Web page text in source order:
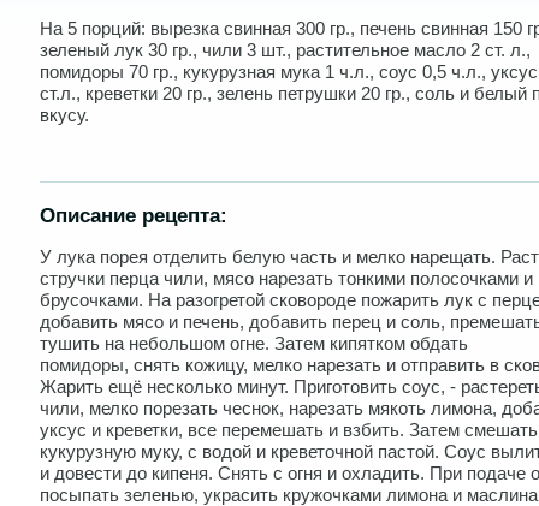
На 5 порций: вырезка свинная 300 гр., печень свинная 150
зеленый лук 30 гр., чили 3 шт., растительное масло 2 ст. л.,
помидоры 70 гр., кукурузная мука 1 ч.л., соус 0,5 ч.л.,
ст.л., креветки 20 гр., зелень петрушки 20 гр., соль и белый
вкусу.
Описание рецепта:
У лука порея отделить белую часть и мелко нарещать.
стручки перца чили, мясо нарезать тонкими полосочками и
брусочками. На разогретой сковороде пожарить лук с
добавить мясо и печень, добавить перец и соль,
тушить на небольшом огне. Затем кипятком обдать
помидоры, снять кожицу, мелко нарезать и отправить в
Жарить ещё несколько минут. Приготовить соус, -
чили, мелко порезать чеснок, нарезать мякоть лимона,
уксус и креветки, все перемешать и взбить. Затем
кукурузную муку, с водой и креветочной пастой. Соус
и довести до кипеня. Снять с огня и охладить. При подаче
посыпать зеленью, украсить кружочками лимона и